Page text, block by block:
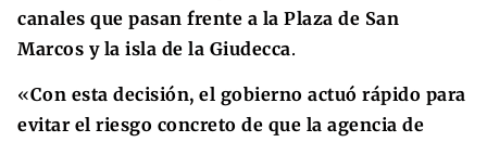
canales que pasan frente a la Plaza de San
Marcos y la isla de la Giudecca.
«Con esta decisión, el gobierno actuó rápido para
evitar el riesgo concreto de que la agencia de